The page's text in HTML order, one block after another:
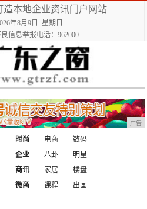
造本地企业资讯门户网站
年8月9日 星期日
信息举报电话：962000
广告
时尚 电商
数码
企业
八卦
明星
商讯 家居
楼盘
微商
课程
出国